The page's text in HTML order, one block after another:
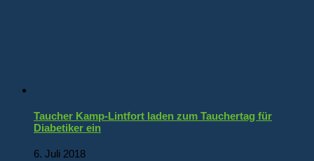
Taucher Kamp-Lintfort laden zum Tauchertag für
Diabetiker ein
6. Juli 2018